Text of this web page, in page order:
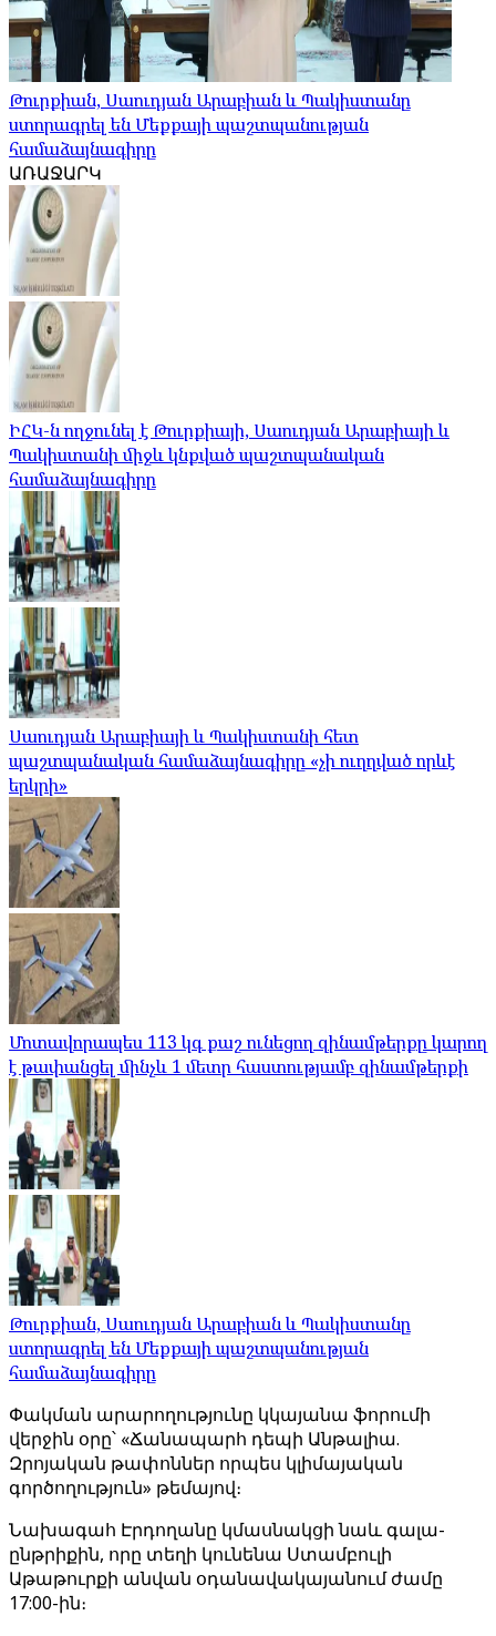
Թուրքիան, Սաուդյան Արաբիան և Պակիստանը
ստորագրել են Մեքքայի պաշտպանության
համաձայնագիրը
ԱՌԱՋԱՐԿ
ԻՀԿ-ն ողջունել է Թուրքիայի, Սաուդյան Արաբիայի և
Պակիստանի միջև կնքված պաշտպանական
համաձայնագիրը
Սաուդյան Արաբիայի և Պակիստանի հետ
պաշտպանական համաձայնագիրը «չի ուղղված որևէ
երկրի»
Մոտավորապես 113 կգ քաշ ունեցող զինամթերքը կարող
է թափանցել մինչև 1 մետր հաստությամբ զինամթերքի
Թուրքիան, Սաուդյան Արաբիան և Պակիստանը
ստորագրել են Մեքքայի պաշտպանության
համաձայնագիրը
Փակման արարողությունը կկայանա ֆորումի
վերջին օրը՝ «Ճանապարհ դեպի Անթալիա.
Զրոյական թափոններ որպես կլիմայական
գործողություն» թեմայով։
Նախագահ Էրդողանը կմասնակցի նաև գալա-
ընթրիքին, որը տեղի կունենա Ստամբուլի
Աթաթուրքի անվան օդանավակայանում ժամը
17:00-ին։